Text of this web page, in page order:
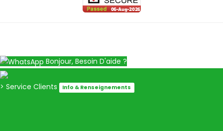
Bonjour, Besoin D'aide ?
> Service Clients Info & Renseignements